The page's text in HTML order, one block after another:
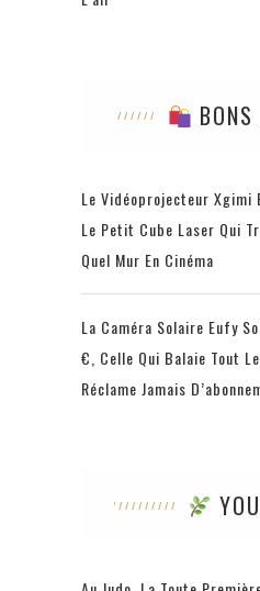
Le Vidéoprojecteur
Le Petit Cube Laser Qui
Quel Mur En Cinéma
La Caméra Solaire Eufy
€, Celle Qui Balaie Tout
Réclame Jamais